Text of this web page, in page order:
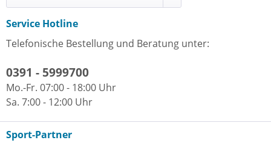
Service Hotline
Telefonische Bestellung und Beratung unter:
0391 - 5999700
Mo.-Fr. 07:00 - 18:00 Uhr
Sa. 7:00 - 12:00 Uhr
Sport-Partner